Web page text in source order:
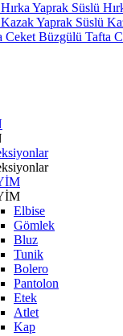
Yaprak Süslü
Yaprak Süslü
Büzgülü Tafta
Elbise
Gömlek
Bluz
Tunik
Bolero
Pantolon
Etek
Atlet
Kap